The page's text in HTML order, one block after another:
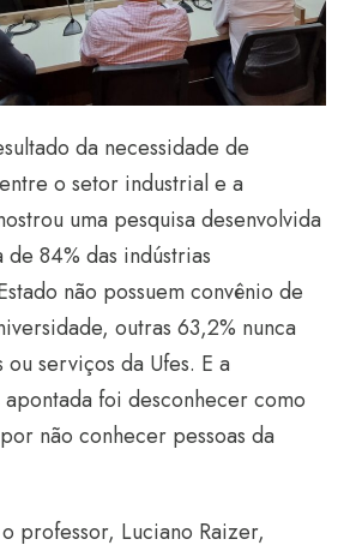
da necessidade de
o setor industrial e a
uma pesquisa desenvolvida
84% das indústrias
não possuem convênio de
outras 63,2% nunca
serviços da Ufes. E a
foi desconhecer como
não conhecer pessoas da
professor, Luciano Raizer,